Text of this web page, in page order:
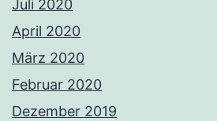
Juli 2020
April 2020
März 2020
Februar 2020
Dezember 2019